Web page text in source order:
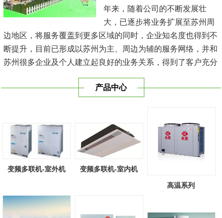
年来，随着公司的不断发展壮
大，已逐步将业务扩展至苏州周
边地区，将服务覆盖到更多区域的同时，企业知名度也得到不
断提升，目前已形成以苏州为主、周边为辅的服务网络，并和
苏州很多企业及个人建立起良好的业务关系，得到了客户充分
与时俱进，树立良好的企业形象，以优质的服务、优质的技术
产品中心
变频多联机-室外机 变频多联机-室内机
高温系列